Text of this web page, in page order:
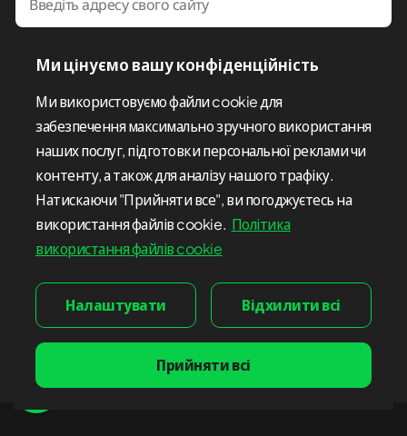
Надсилаючи цю форму, я підтверджую, що прочитав і
погоджуюся зПолітикою конфіденційності
Ми цінуємо вашу конфіденційність
Ми використовуємо файли cookie для
забезпечення максимально зручного використання
наших послуг, підготовки персональної реклами чи
контенту, а також для аналізу нашого трафіку.
Натискаючи "Прийняти все", ви погоджуєтесь на
використання файлів cookie. Політика
використання файлів cookie
Налаштувати Відхилити всі
Прийняти всі